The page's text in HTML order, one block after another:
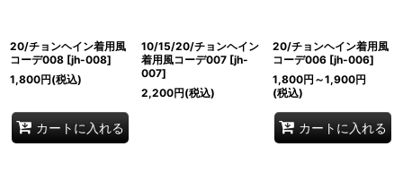
20/チョンヘイン着用風
コーデ008 [jh-008]
1,800円(税込)
カートに入れる
10/15/20/チョンヘイン
着用風コーデ007 [jh-
007]
2,200円(税込)
20/チョンヘイン着用風
コーデ006 [jh-006]
1,800円 ～1,900円
(税込)
カートに入れる